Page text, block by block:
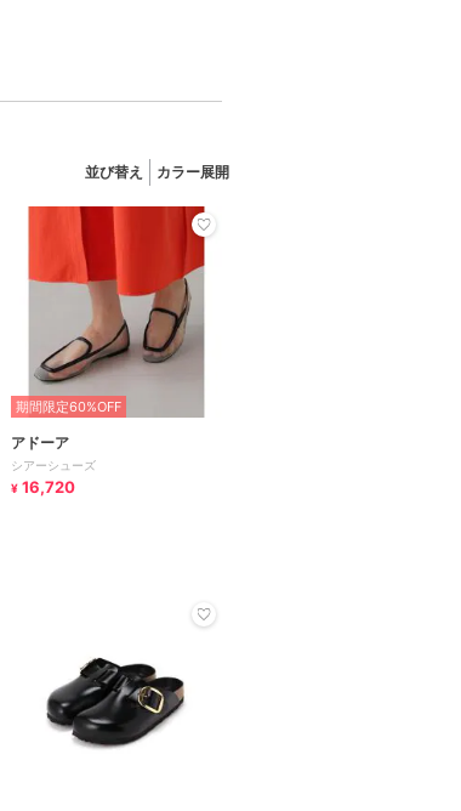
並び替え カラー展開
期間限定60%OFF
アドーア
シアーシューズ
¥ 16,720